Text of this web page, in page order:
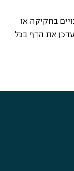
בחקיקה או
את הדף בכל